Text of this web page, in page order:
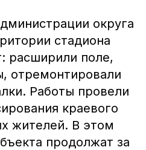
округа
стадиона
расширили поле,
отремонтировали
Работы провели
краевого
жителей. В этом
продолжат за